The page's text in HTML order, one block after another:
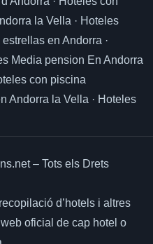
la Vella · Hoteles
estrellas en Andorra ·
Media pension En Andorra
con piscina
Andorra la Vella · Hoteles
– Tots els Drets
d’hotels i altres
oficial de cap hotel o